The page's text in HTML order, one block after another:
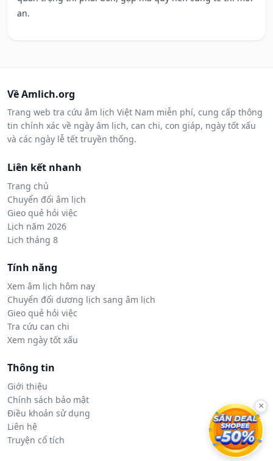
an.
Về Amlich.org
Trang web tra cứu âm lịch Việt Nam miễn phí, cung cấp thông
tin chính xác về ngày âm lịch, can chi, con giáp, ngày tốt xấu
và các ngày lễ tết truyền thống.
Liên kết nhanh
Trang chủ
Chuyển đổi âm lịch
Gieo quẻ hỏi việc
Lịch năm 2026
Lịch tháng 8
Tính năng
Xem âm lịch hôm nay
Chuyển đổi dương lịch sang âm lịch
Gieo quẻ hỏi việc
Tra cứu can chi
Xem ngày tốt xấu
Thông tin
Giới thiệu
Chính sách bảo mật
Điều khoản sử dụng
Liên hệ
Truyện cổ tích
×